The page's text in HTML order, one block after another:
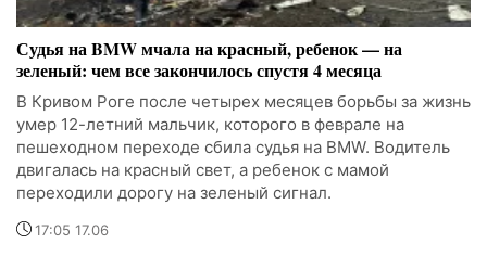
Судья на BMW мчала на красный, ребенок — на
зеленый: чем все закончилось спустя 4 месяца
В Кривом Роге после четырех месяцев борьбы за жизнь
умер 12-летний мальчик, которого в феврале на
пешеходном переходе сбила судья на BMW. Водитель
двигалась на красный свет, а ребенок с мамой
переходили дорогу на зеленый сигнал.
17:05 17.06